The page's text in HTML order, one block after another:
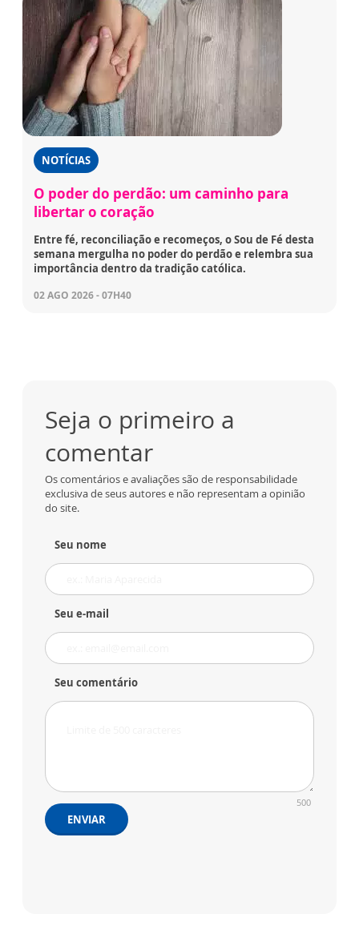
NOTÍCIAS
O poder do perdão: um caminho para
libertar o coração
Entre fé, reconciliação e recomeços, o Sou de Fé desta
semana mergulha no poder do perdão e relembra sua
importância dentro da tradição católica.
02 AGO 2026 - 07H40
Seja o primeiro a
comentar
Os comentários e avaliações são de responsabilidade
exclusiva de seus autores e não representam a opinião
do site.
Seu nome
Seu e-mail
Seu comentário
500
ENVIAR